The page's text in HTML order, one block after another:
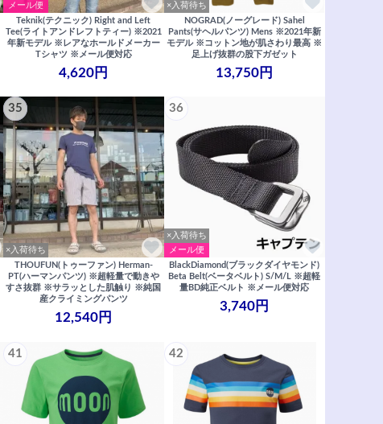
メール便
Teknik(テクニック) Right and Left
Tee(ライトアンドレフトティー) ※2021
年新モデル ※レアなホールドメーカー
Tシャツ ※メール便対応
4,620円
×入荷待ち
NOGRAD(ノーグレード) Sahel
Pants(サヘルパンツ) Mens ※2021年新
モデル ※コットン地が肌さわり最高 ※
足上げ抜群の股下ガゼット
13,750円
35
×入荷待ち
THOUFUN(トゥーファン) Herman-
PT(ハーマンパンツ) ※超軽量で動きや
すさ抜群 ※サラッとした肌触り ※純国
産クライミングパンツ
12,540円
36
×入荷待ち
メール便
BlackDiamond(ブラックダイヤモンド)
Beta Belt(ベータベルト) S/M/L ※超軽
量BD純正ベルト ※メール便対応
3,740円
41 42